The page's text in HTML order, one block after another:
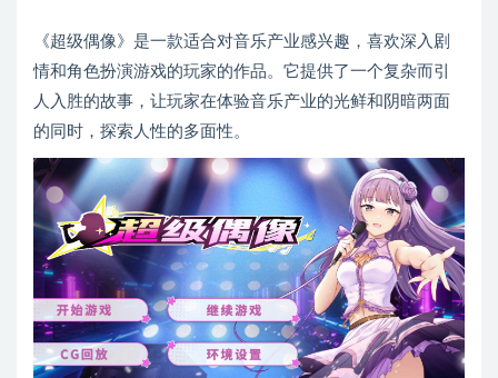
《超级偶像》是一款适合对音乐产业感兴趣，喜欢深入剧
情和角色扮演游戏的玩家的作品。它提供了一个复杂而引
人入胜的故事，让玩家在体验音乐产业的光鲜和阴暗两面
的同时，探索人性的多面性。